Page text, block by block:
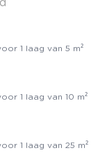
1 laag van 5 m²
1 laag van 10 m²
1 laag van 25 m²